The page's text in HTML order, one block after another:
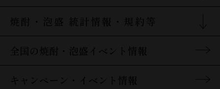
原料別の焼酎の特徴
焼酎の歴史
焼酎の製造工程
地域特性・地理的表示(GI)
焼酎・泡盛関連リンク
焼酎・泡盛 統計情報・規約等
全国の焼酎・泡盛イベント情報
キャンペーン・イベント情報